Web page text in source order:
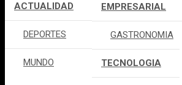
ACTUALIDAD
DEPORTES
MUNDO
EMPRESARIAL
GASTRONOMIA
TECNOLOGIA